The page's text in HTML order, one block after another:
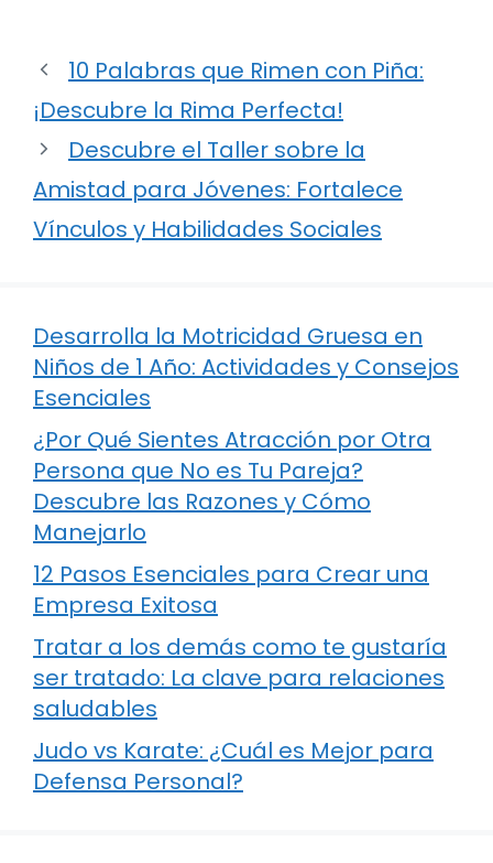
10 Palabras que Rimen con Piña:
¡Descubre la Rima Perfecta!
Descubre el Taller sobre la
Amistad para Jóvenes: Fortalece
Vínculos y Habilidades Sociales
Desarrolla la Motricidad Gruesa en
Niños de 1 Año: Actividades y Consejos
Esenciales
¿Por Qué Sientes Atracción por Otra
Persona que No es Tu Pareja?
Descubre las Razones y Cómo
Manejarlo
12 Pasos Esenciales para Crear una
Empresa Exitosa
Tratar a los demás como te gustaría
ser tratado: La clave para relaciones
saludables
Judo vs Karate: ¿Cuál es Mejor para
Defensa Personal?